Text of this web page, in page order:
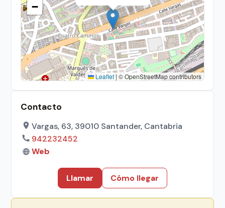
−
Leaflet | © OpenStreetMap contributors
Contacto
Vargas, 63, 39010 Santander, Cantabria
942232452
Web
Llamar Cómo llegar